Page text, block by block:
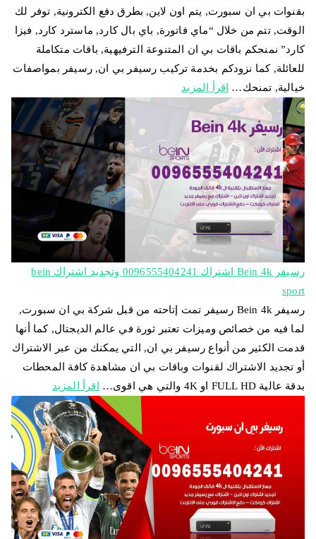
بقنوات بي ان سبورت, يتم اون لاين, بطرق دفع الكترونية, توفر لك
الوقت, تتم من خلال “ماي فاتورة, باي بال كارد, ماسترد كارد, فيزا
كارد” نمنحكم باقات بي ان المتنوعة الترفيهية, باقات متكاملة
للعائلة, كما نزودكم بخدمة تركيب رسيفر بي ان, رسيفر بمواصفات
خيالية, تمنحك…
اقرأ المزيد
رسيفر Bein 4k اشتراك 0096555404241 وتجديد اشتراك bein
sport
رسيفر Bein 4k رسيفر تمت إتاحته من قبل شركة بي ان سبورت,
لما فيه من خصائص وميزات تعتبر ثورة في عالم الديجتال, كما أنها
قدمت الكثير من أنواع رسيفر بي ان, التي يمكنك من عبر الاشتراك
أو تجديد الاشتراك لقنوات وباقات بي ان مشاهدة كافة المحطات
بدقة عالية FULL HD او 4K والتي هي اقوى…
اقرأ المزيد